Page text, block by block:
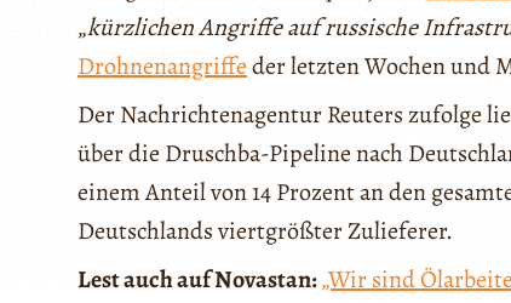
„kürzlichen Angriffe auf russische
Drohnenangriffeder letzten Wochen und
Der Nachrichtenagentur Reuters zufolge
über die Druschba-Pipeline nach
einem Anteil von 14 Prozent an den
Deutschlands viertgrößter Zulieferer.
Lest auch auf Novastan:„Wir sind